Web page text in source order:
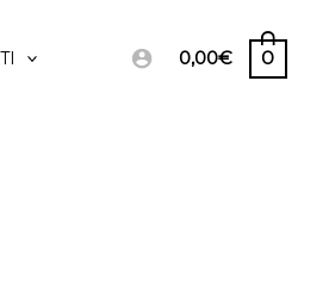
0,00€ 0